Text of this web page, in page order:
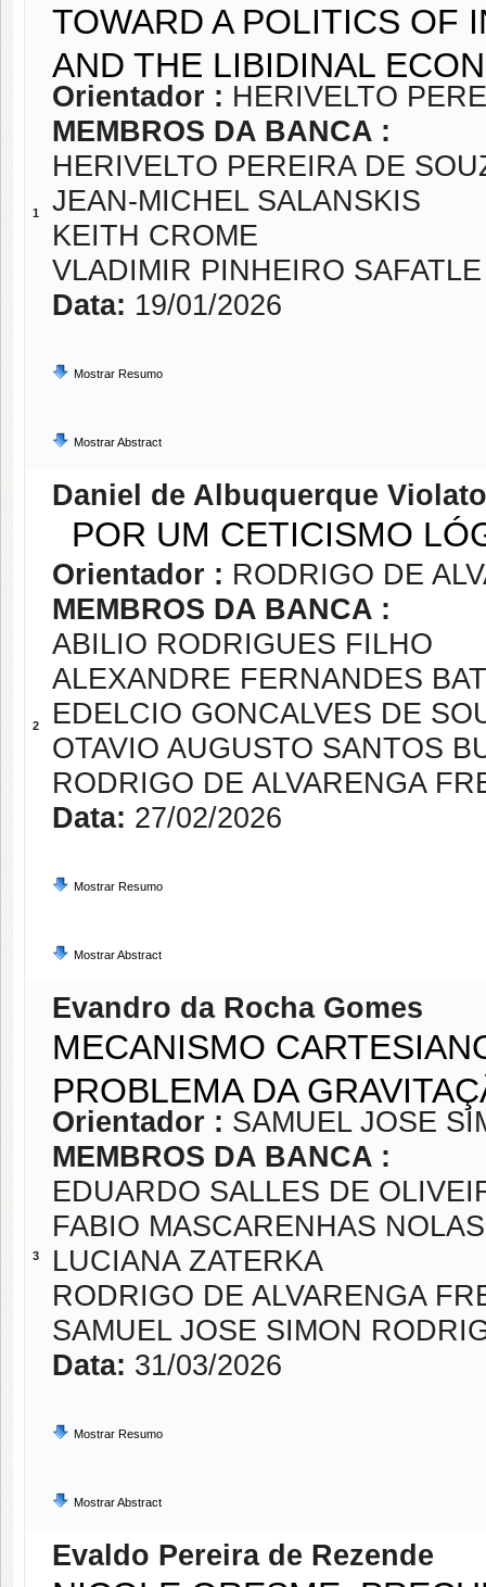
1
TOWARD A POLITICS OF
AND THE LIBIDINAL
Orientador : HERIVELTO
MEMBROS DA BANCA :
HERIVELTO PEREIRA DE
JEAN-MICHEL SALANSKIS
KEITH CROME
VLADIMIR PINHEIRO SAFATLE
Data: 19/01/2026
Mostrar Resumo
Mostrar Abstract
2
Daniel de Albuquerque Violato
POR UM CETICISMO
Orientador : RODRIGO DE
MEMBROS DA BANCA :
ABILIO RODRIGUES FILHO
ALEXANDRE FERNANDES
EDELCIO GONCALVES DE
OTAVIO AUGUSTO SANTOS
RODRIGO DE ALVARENGA
Data: 27/02/2026
Mostrar Resumo
Mostrar Abstract
3
Evandro da Rocha Gomes
MECANISMO
PROBLEMA DA
Orientador : SAMUEL JOSE
MEMBROS DA BANCA :
EDUARDO SALLES DE
FABIO MASCARENHAS
LUCIANA ZATERKA
RODRIGO DE ALVARENGA
SAMUEL JOSE SIMON
Data: 31/03/2026
Mostrar Resumo
Mostrar Abstract
Evaldo Pereira de Rezende